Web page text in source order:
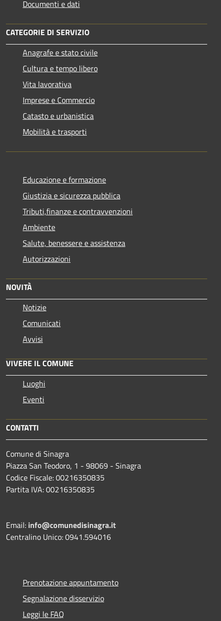
Documenti e dati
CATEGORIE DI SERVIZIO
Anagrafe e stato civile
Cultura e tempo libero
Vita lavorativa
Imprese e Commercio
Catasto e urbanistica
Mobilità e trasporti
Educazione e formazione
Giustizia e sicurezza pubblica
Tributi,finanze e contravvenzioni
Ambiente
Salute, benessere e assistenza
Autorizzazioni
NOVITÀ
Notizie
Comunicati
Avvisi
VIVERE IL COMUNE
Luoghi
Eventi
CONTATTI
Comune di Sinagra
Piazza San Teodoro, 1 - 98069 - Sinagra
Codice Fiscale: 00216350835
Partita IVA: 00216350835
Email: info@comunedisinagra.it
Centralino Unico: 0941.594016
Prenotazione appuntamento
Segnalazione disservizio
Leggi le FAQ